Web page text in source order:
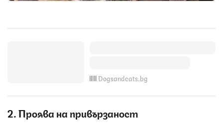
Dogsandcats.bg
2. Проява на привързаност